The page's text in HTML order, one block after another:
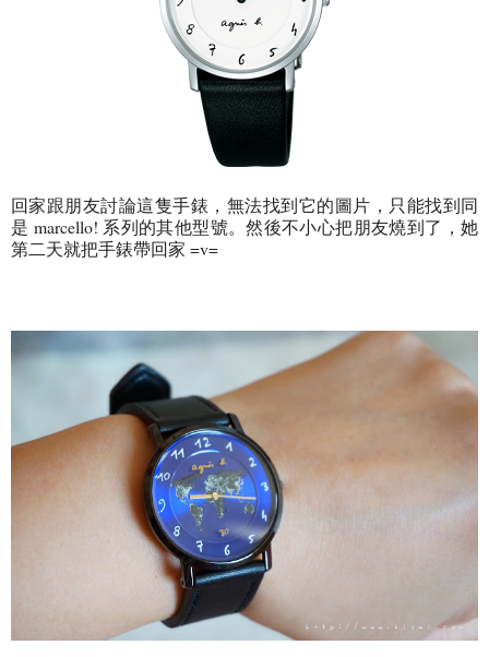
回家跟朋友討論這隻手錶，無法找到它的圖片，只能找到同
是 marcello! 系列的其他型號。然後不小心把朋友燒到了，她
第二天就把手錶帶回家 =v=